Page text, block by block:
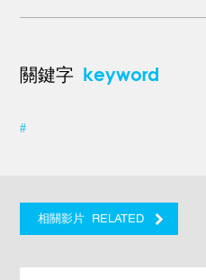
關鍵字 keyword
#
相關影片 RELATED